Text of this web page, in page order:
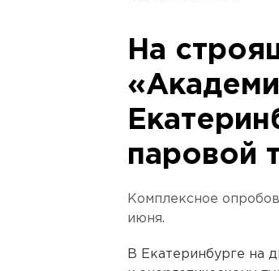
На
паровой
Комплексное
июня.
В Екатеринбурге на